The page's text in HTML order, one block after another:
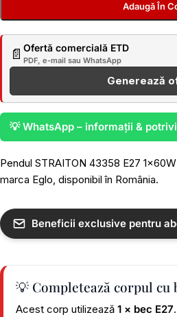
Adaugă În
📄 Ofertă comercială ETD
PDF, e-mail sau WhatsApp
Generează
💡 WhatsApp – informații &
Pendul STRAITON 43358 E27
marca Eglo, disponibil în România.
Beneficii exclusive pentru
💡 Completează corpul
Acest corp utilizează 1 × bec E27